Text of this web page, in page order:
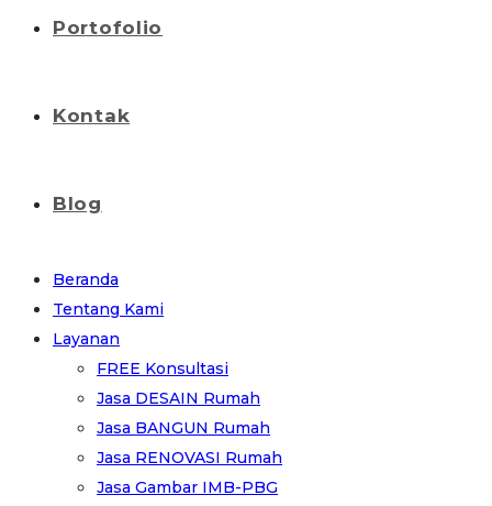
Portofolio
Kontak
Blog
Beranda
Tentang Kami
Layanan
FREE Konsultasi
Jasa DESAIN Rumah
Jasa BANGUN Rumah
Jasa RENOVASI Rumah
Jasa Gambar IMB-PBG